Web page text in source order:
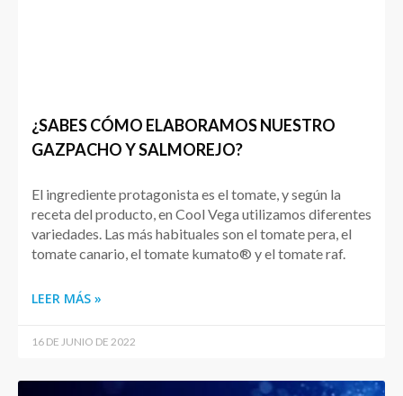
¿SABES CÓMO ELABORAMOS NUESTRO
GAZPACHO Y SALMOREJO?
El ingrediente protagonista es el tomate, y según la
receta del producto, en Cool Vega utilizamos diferentes
variedades. Las más habituales son el tomate pera, el
tomate canario, el tomate kumato® y el tomate raf.
LEER MÁS »
16 DE JUNIO DE 2022